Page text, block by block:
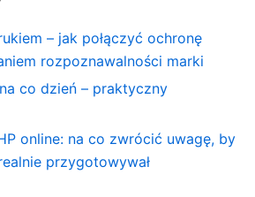
– jak połączyć ochronę
rozpoznawalności marki
co dzień – praktyczny
online: na co zwrócić uwagę, by
przygotowywał